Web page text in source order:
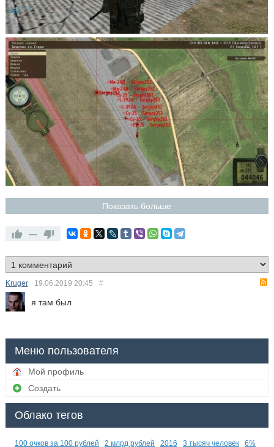
Показать больше
—
Kruger 19.06.2019 20:45 #
я там был
Меню пользователя
Мой профиль
Создать
Облако тегов
100 очков за 100 рублей 2 млрд рублей 2016 3 тысяч человек 6%